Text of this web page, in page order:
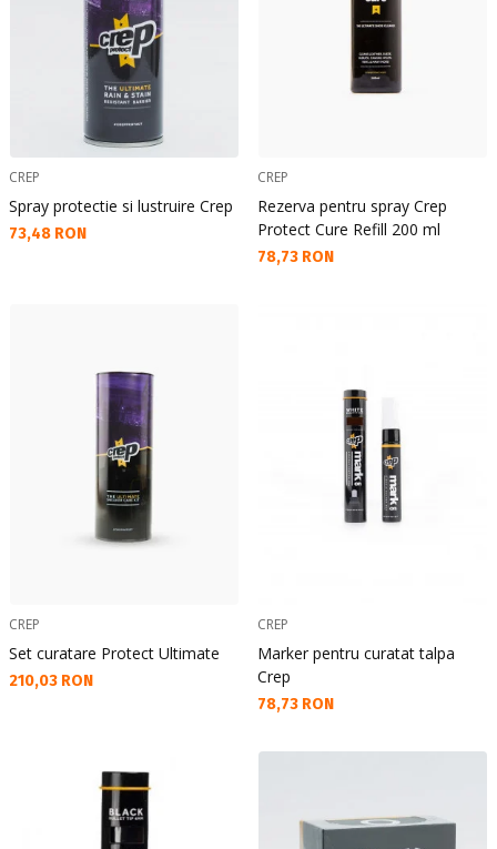
CREP
Spray protectie si lustruire Crep
Текуща цена:
73,48 RON
CREP
Rezerva pentru spray Crep
Protect Cure Refill 200 ml
Текуща цена:
78,73 RON
CREP
Set curatare Protect Ultimate
Текуща цена:
210,03 RON
CREP
Marker pentru curatat talpa
Crep
Текуща цена:
78,73 RON